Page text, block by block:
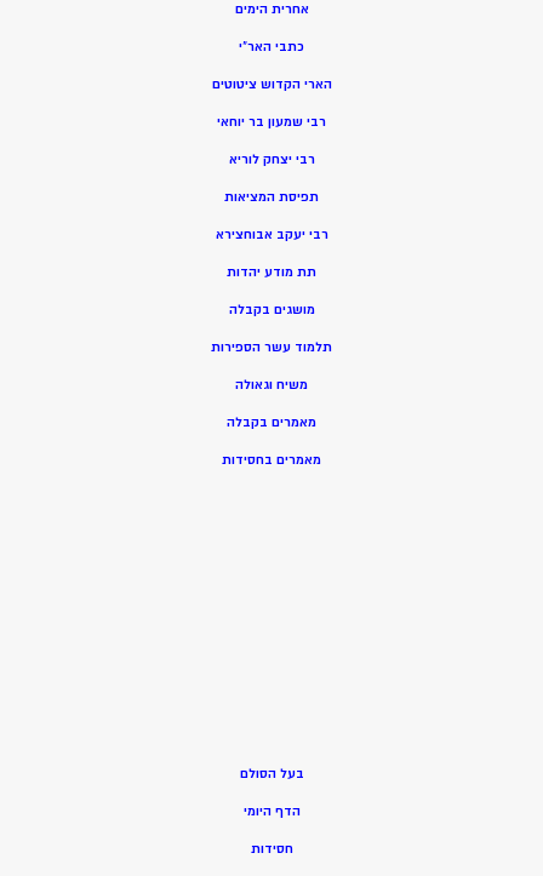
אחרית הימים
כתבי האר”י
הארי הקדוש ציטוטים
רבי שמעון בר יוחאי
רבי יצחק לוריא
תפיסת המציאות
רבי יעקב אבוחצירא
תת מודע יהדות
מושגים בקבלה
תלמוד עשר הספירות
משיח וגאולה
מאמרים בקבלה
מאמרים בחסידות
בעל הסולם
הדף היומי
חסידות